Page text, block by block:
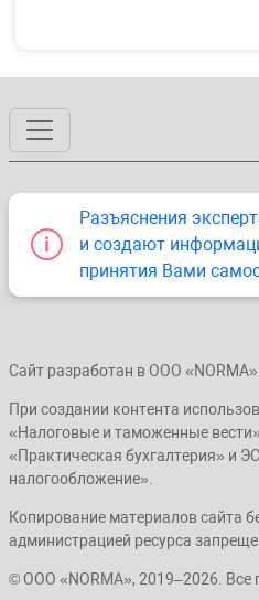
Разъяснения
и создают
принятия Вами
Сайт разработан в ООО «NORMA».
При создании контента
«Налоговые и таможенные
«Практическая бухгалтерия» и
налогообложение».
Копирование материалов сайта
администрацией ресурса
© ООО «NORMA», 2019–2026. Все